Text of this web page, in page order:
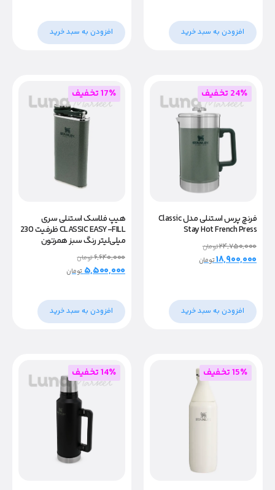
افزودن به سبد خرید افزودن به سبد خرید
24٪ تخفیف
فرنچ پرس استنلی مدل Classic
Stay Hot French Press
۲۴,۷۵۰,۰۰۰تومان
۱۸,۹۰۰,۰۰۰تومان
افزودن به سبد خرید
17٪ تخفیف
هیپ فلاسک استنلی سری
CLASSIC EASY-FILL ظرفیت 230
میلی‌لیتر رنگ سبز همرتون
۶,۶۴۰,۰۰۰تومان
۵,۵۰۰,۰۰۰تومان
افزودن به سبد خرید
15٪ تخفیف 14٪ تخفیف